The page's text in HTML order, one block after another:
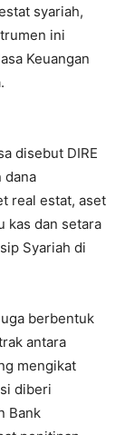
syariah,
ini
Keuangan
disebut DIRE
dana
real estat, aset
kas dan setara
Syariah di
berbentuk
antara
mengikat
diberi
Bank